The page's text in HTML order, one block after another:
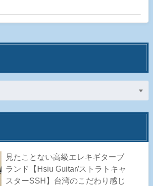
見たことない高級エレキギターブ
ランド【Hsiu Guitar/ストラトキャ
スターSSH】台湾のこだわり感じ